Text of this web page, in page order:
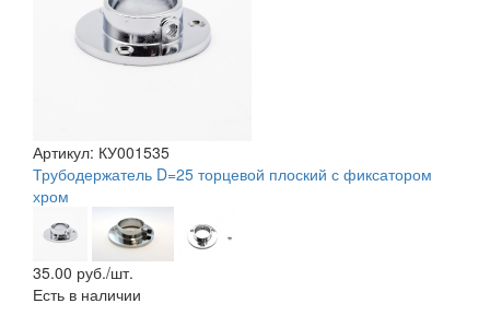
Артикул: КУ001535
Трубодержатель D=25 торцевой плоский с фиксатором
хром
35.00 руб./шт.
Есть в наличии